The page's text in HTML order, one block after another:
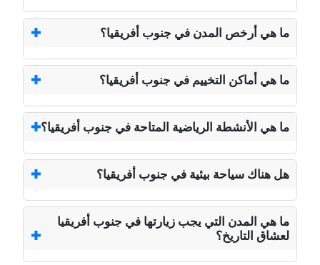
ما هي أرخص المدن في جنوب أفريقيا؟
ما هي أماكن التخييم في جنوب أفريقيا؟
ما هي الأنشطة الرياضية المتاحة في جنوب أفريقيا؟
هل هناك سياحة بيئية في جنوب أفريقيا؟
ما هي المدن التي يجب زيارتها في جنوب أفريقيا
لعشاق التاريخ؟